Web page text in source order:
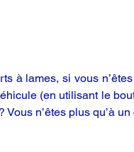
à lames, si vous
(en utilisant le
Vous n’êtes plus qu’à